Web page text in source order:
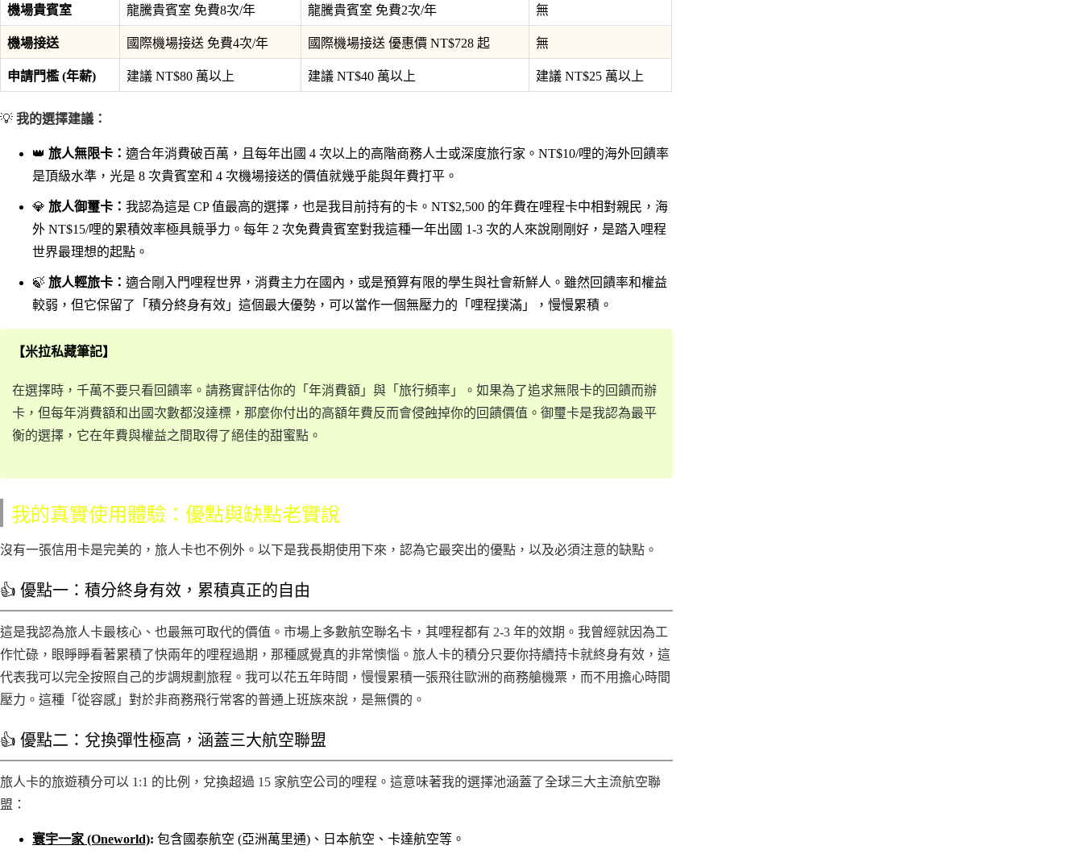
機場貴賓室 龍騰貴賓室 免費8次/年 龍騰貴賓室 免費2次/年 無
機場接送 國際機場接送 免費4次/年 國際機場接送 優惠價 NT$728 起 無
申請門檻 (年薪) 建議 NT$80 萬以上 建議 NT$40 萬以上 建議 NT$25 萬以上
💡 我的選擇建議：
👑 旅人無限卡： 適合年消費破百萬，且每年出國 4 次以上的高階商務人士或深度旅行家。NT$10/哩的海外回饋率
是頂級水準，光是 8 次貴賓室和 4 次機場接送的價值就幾乎能與年費打平。
💎 旅人御璽卡： 我認為這是 CP 值最高的選擇，也是我目前持有的卡。NT$2,500 的年費在哩程卡中相對親民，海
外 NT$15/哩的累積效率極具競爭力。每年 2 次免費貴賓室對我這種一年出國 1-3 次的人來說剛剛好，是踏入哩程
世界最理想的起點。
🍃 旅人輕旅卡： 適合剛入門哩程世界，消費主力在國內，或是預算有限的學生與社會新鮮人。雖然回饋率和權益
較弱，但它保留了「積分終身有效」這個最大優勢，可以當作一個無壓力的「哩程撲滿」，慢慢累積。
【米拉私藏筆記】
在選擇時，千萬不要只看回饋率。請務實評估你的「年消費額」與「旅行頻率」。如果為了追求無限卡的回饋而辦
卡，但每年消費額和出國次數都沒達標，那麼你付出的高額年費反而會侵蝕掉你的回饋價值。御璽卡是我認為最平
衡的選擇，它在年費與權益之間取得了絕佳的甜蜜點。
我的真實使用體驗：優點與缺點老實說
沒有一張信用卡是完美的，旅人卡也不例外。以下是我長期使用下來，認為它最突出的優點，以及必須注意的缺點。
👍 優點一：積分終身有效，累積真正的自由
這是我認為旅人卡最核心、也最無可取代的價值。市場上多數航空聯名卡，其哩程都有 2-3 年的效期。我曾經就因為工
作忙碌，眼睜睜看著累積了快兩年的哩程過期，那種感覺真的非常懊惱。旅人卡的積分只要你持續持卡就終身有效，這
代表我可以完全按照自己的步調規劃旅程。我可以花五年時間，慢慢累積一張飛往歐洲的商務艙機票，而不用擔心時間
壓力。這種「從容感」對於非商務飛行常客的普通上班族來說，是無價的。
👍 優點二：兌換彈性極高，涵蓋三大航空聯盟
旅人卡的旅遊積分可以 1:1 的比例，兌換超過 15 家航空公司的哩程。這意味著我的選擇池涵蓋了全球三大主流航空聯
盟：
寰宇一家 (Oneworld): 包含國泰航空 (亞洲萬里通)、日本航空、卡達航空等。